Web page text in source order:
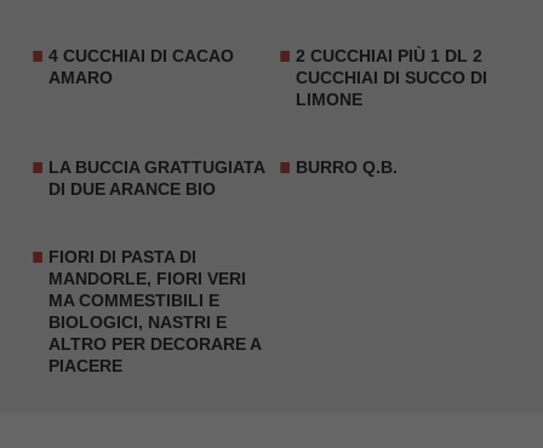
4 CUCCHIAI DI CACAO
AMARO
2 CUCCHIAI PIÙ 1 DL 2
CUCCHIAI DI SUCCO DI
LIMONE
LA BUCCIA GRATTUGIATA
DI DUE ARANCE BIO
BURRO Q.B.
FIORI DI PASTA DI
MANDORLE, FIORI VERI
MA COMMESTIBILI E
BIOLOGICI, NASTRI E
ALTRO PER DECORARE A
PIACERE